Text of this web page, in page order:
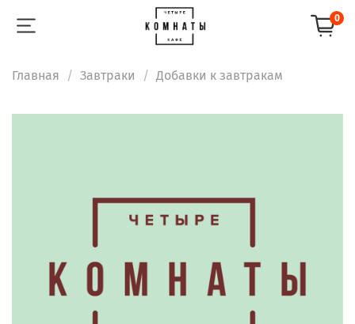
0
Главная Завтраки Добавки к завтракам